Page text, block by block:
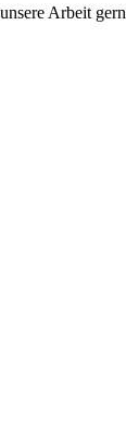
Arbeit